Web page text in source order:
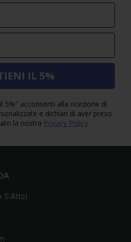
IL 5%
5%" acconsenti alla ricezione di
e dichiari di aver preso
la nostra Privacy Policy
S.Atto)